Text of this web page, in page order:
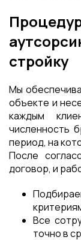
стройку
Мы
объекте и
каждым
численность
период, на
После
договор, и
Все
точно в